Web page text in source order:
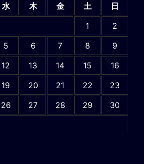
水 木 金 土
日
1
2
5 6 7 8
9
12 13 14 15
16
19 20 21 22
23
26 27 28 29
30